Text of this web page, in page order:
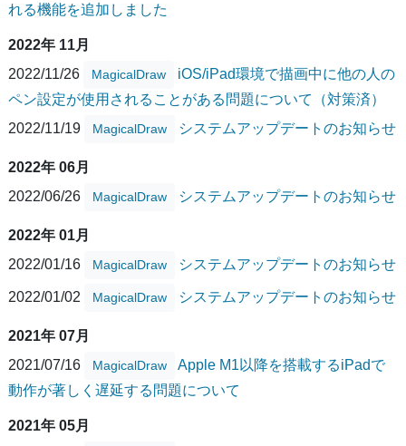
れる機能を追加しました
2022年 11月
2022/11/26
MagicalDraw
iOS/iPad環境で描画中に他の人の
ペン設定が使用されることがある問題について（対策済）
2022/11/19
MagicalDraw システムアップデートのお知らせ
2022年 06月
2022/06/26
MagicalDraw システムアップデートのお知らせ
2022年 01月
2022/01/16
MagicalDraw システムアップデートのお知らせ
2022/01/02 MagicalDraw システムアップデートのお知らせ
2021年 07月
2021/07/16
MagicalDraw
Apple M1以降を搭載するiPadで
動作が著しく遅延する問題について
2021年 05月